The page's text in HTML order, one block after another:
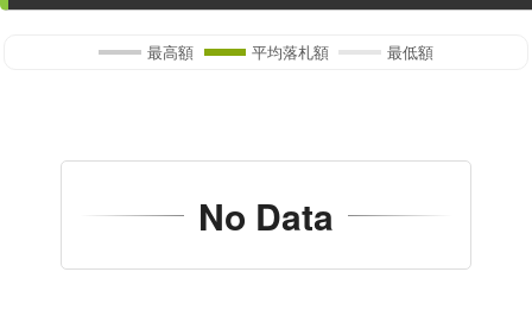
最高額 平均落札額 最低額
No Data